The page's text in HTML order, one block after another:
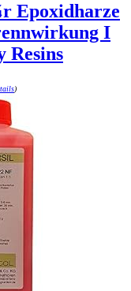
Epoxidharze
I
Resins
)